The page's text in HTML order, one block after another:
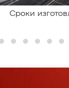
Сроки